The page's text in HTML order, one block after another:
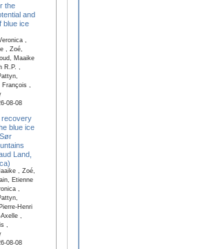
the
and
blue ice
,
, Zoé,
Maaike
R.P. ,
,
08-08
recovery
blue ice
Land,
, Zoé,
Etienne
,
Henri
,
,
08-08